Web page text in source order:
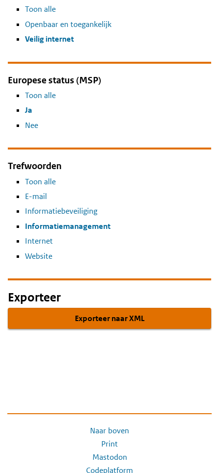
Toon alle
Openbaar en toegankelijk
Veilig internet
Europese status (MSP)
Toon alle
Ja
Nee
Trefwoorden
Toon alle
E-mail
Informatiebeveiliging
Informatiemanagement
Internet
Website
Exporteer
Exporteer naar XML
Naar boven
Print
Mastodon
Codeplatform